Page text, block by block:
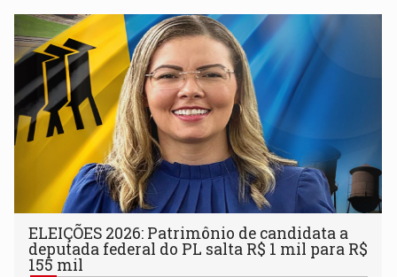
ELEIÇÕES 2026: Patrimônio de candidata a
deputada federal do PL salta R$ 1 mil para R$
155 mil